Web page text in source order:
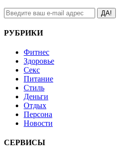
ДА!
РУБРИКИ
Фитнес
Здоровье
Секс
Питание
Стиль
Деньги
Отдых
Персона
Новости
СЕРВИСЫ